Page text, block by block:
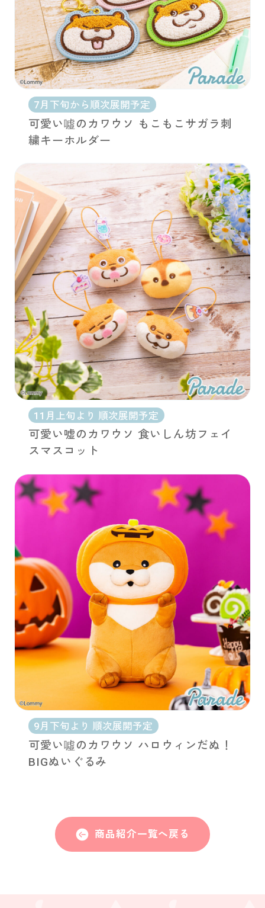
7月下旬から順次展開予定
可愛い噓のカワウソ もこもこサガラ刺
繍キーホルダー
11月上旬より 順次展開予定
可愛い嘘のカワウソ 食いしん坊フェイ
スマスコット
9月下旬より 順次展開予定
可愛い噓のカワウソ ハロウィンだぬ！
BIGぬいぐるみ
商品紹介一覧へ戻る